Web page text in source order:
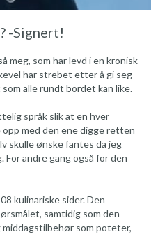
-Signert!
meg, som har levd i en kronisk
har strebet etter å gi seg
alle rundt bordet kan like.
språk slik at en hver
med den ene digge retten
skulle ønske fantes da jeg
andre gang også for den
kulinariske sider. Den
samtidig som den
som poteter,